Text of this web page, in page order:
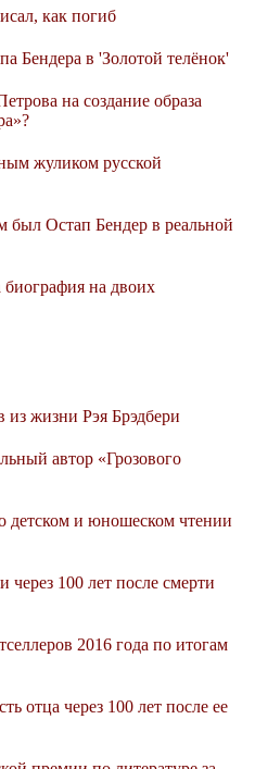
как погиб
Бендера в 'Золотой телёнок'
на создание образа
жуликом русской
был Остап Бендер в реальной
на двоих
из жизни Рэя Брэдбери
автор «Грозового
детском и юношеском чтении
100 лет после смерти
2016 года по итогам
отца через 100 лет после ее